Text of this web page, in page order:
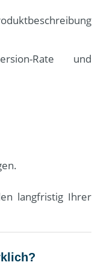
Rate und
langfristig Ihrer